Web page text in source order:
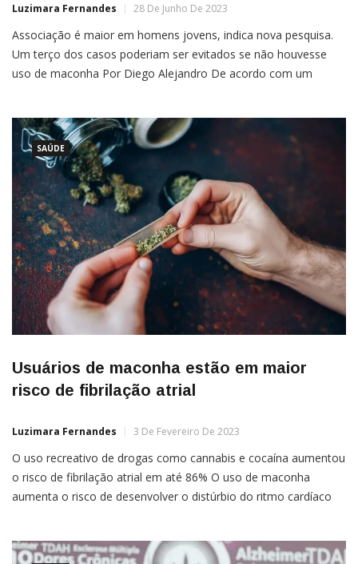
Luzimara Fernandes 28 De Junho De 2023
Associação é maior em homens jovens, indica nova pesquisa.
Um terço dos casos poderiam ser evitados se não houvesse
uso de maconha Por Diego Alejandro De acordo com um
Medicine, usuários frequentes de maconha são mais propensos
a […] SAÚDE
Usuários de maconha estão em maior
risco de fibrilação atrial
Luzimara Fernandes 3 De Fevereiro De 2023
O uso recreativo de drogas como cannabis e cocaína aumentou
o risco de fibrilação atrial em até 86% O uso de maconha
aumenta o risco de desenvolver o distúrbio do ritmo cardíaco
metanfetamina, cocaína e opiáceos também podem